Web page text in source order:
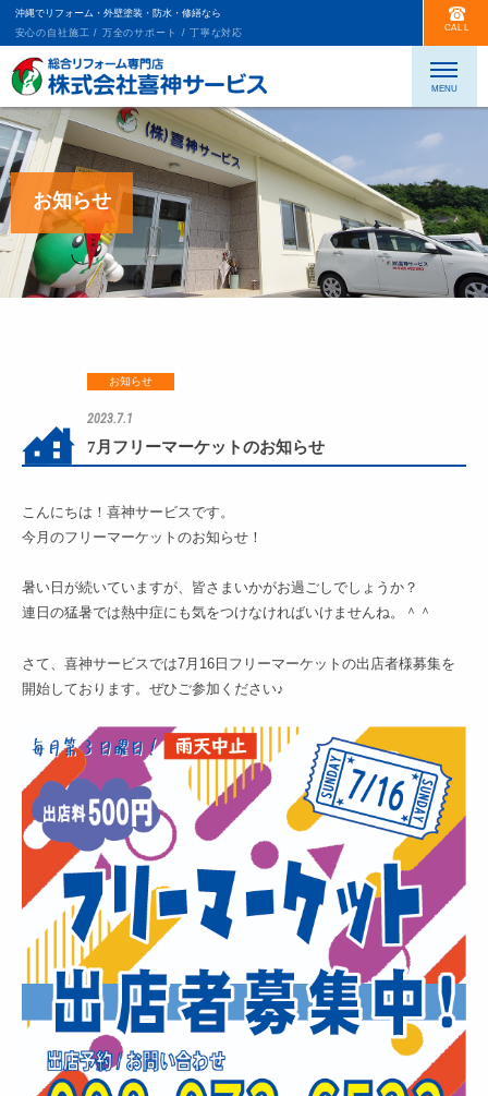
沖縄でリフォーム・外壁塗装・防水・修繕なら
安心の自社施工 / 万全のサポート / 丁寧な対応
CALL
お知らせ
お知らせ
2023.7.1
7月フリーマーケットのお知らせ
こんにちは！喜神サービスです。
今月のフリーマーケットのお知らせ！
暑い日が続いていますが、皆さまいかがお過ごしでしょうか？
連日の猛暑では熱中症にも気をつけなければいけませんね。＾＾
さて、喜神サービスでは7月16日フリーマーケットの出店者様募集を
開始しております。ぜひご参加ください♪